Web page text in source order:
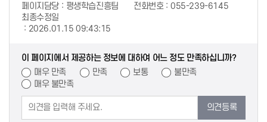
페이지담당 평생학습진흥팀 전화번호
055-239-6145
최종수정일
2026.01.15 09:43:15
이 페이지에서 제공하는 정보에 대하여 어느 정도 만족하십니까?
매우 만족
만족 보통
불만족
매우 불만족
의견등록